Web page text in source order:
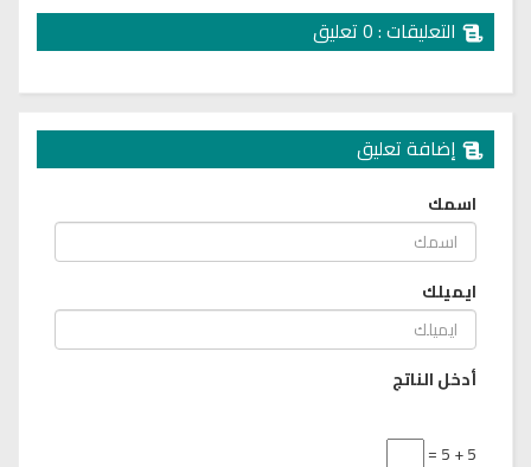
التعليقات : 0 تعليق
إضافة تعليق
اسمك
ايميلك
أدخل الناتج
5 + 5 =